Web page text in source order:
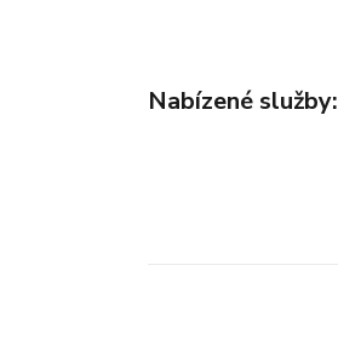
Nabízené služby: